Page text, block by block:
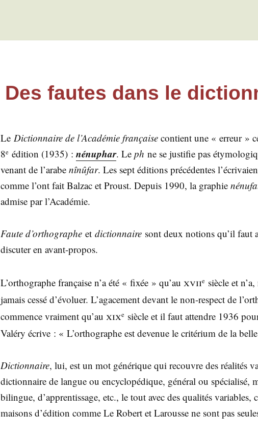
Des fautes dans le
LeDic­tion­naire de l’A­ca­dé­mie fran­çaise contient une « erreur »
8e édi­tion (1935) :nénu­phar. Leph ne se jus­ti­fie pas
venant de l’a­rabenînû­far. Les sept édi­tions pré­cé­dentes
comme l’ont fait Bal­zac et Proust. Depuis 1990, la gra­phie
admise par l’Académie.
Faute d’or­tho­graphe etdic­tion­naire sont deux notions qu’il faut
dis­cu­ter en avant-propos.
L’or­tho­graphe fran­çaise n’a été « fixée » qu’auxviie siècle et
jamais ces­sé d’é­vo­luer. L’a­ga­ce­ment devant le non-res­pect de
com­mence vrai­ment qu’auxixe siècle et il faut attendre 1936
Valé­ry écrive : « L’or­tho­graphe est deve­nue le cri­té­rium de la
Dic­tion­naire, lui, est un mot géné­rique qui recouvre des réa­li­tés
dic­tion­naire de langue ou ency­clo­pé­dique, géné­ral ou spé­cia­li­sé,
bilingue, d’ap­pren­tis­sage, etc., le tout avec des qua­li­tés variables,
mai­sons d’é­di­tion comme Le Robert et Larousse ne sont pas